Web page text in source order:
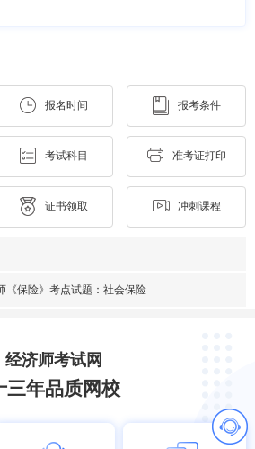
报名时间 报考条件
考试科目 准考证打印
证书领取 冲刺课程
《保险》考点试题：社会保险
经济师考试网
三年品质网校